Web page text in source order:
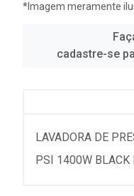
*Imagem meramente
cadastre-se
LAVADORA DE
PSI 1400W BLACK